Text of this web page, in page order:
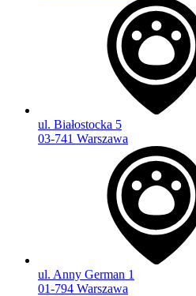
ul. Białostocka 5
03-741 Warszawa
ul. Anny German 1
01-794 Warszawa